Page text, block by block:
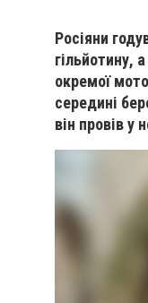
Росіяни
гільйотину,
окремої
середині
він провів у